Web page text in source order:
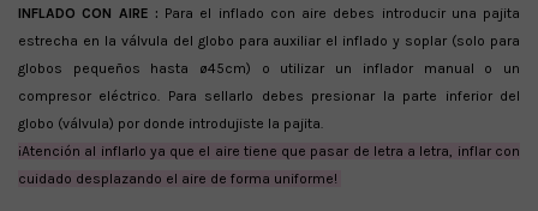
INFLADO CON AIRE : Para el inflado con aire debes introducir una pajita
estrecha en la válvula del globo para auxiliar el inflado y soplar (solo para
globos pequeños hasta ø45cm) o utilizar un inflador manual o un
compresor eléctrico. Para sellarlo debes presionar la parte inferior del
globo (válvula) por donde introdujiste la pajita.
¡Atención al inflarlo ya que el aire tiene que pasar de letra a letra, inflar con
cuidado desplazando el aire de forma uniforme!